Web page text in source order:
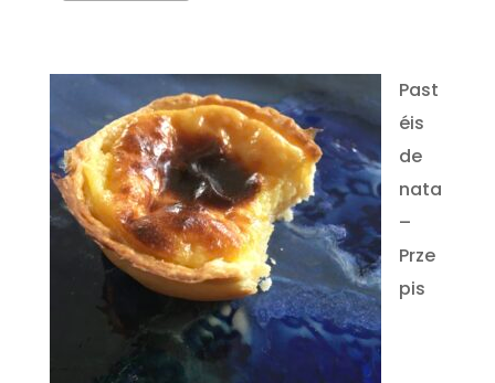
Past
éis
de
nata
–
Prze
pis